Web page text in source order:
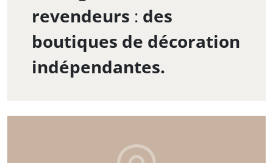
revendeurs : des
boutiques de décoration
indépendantes.